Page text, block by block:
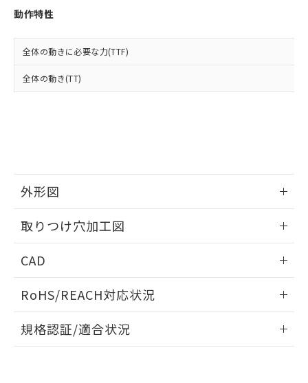
動作特性
全体の動きに必要な力(TTF)
全体の動き(TT)
外形図
取りつけ穴加工図
CAD
ドすることができます。
ログイン/会員登録
RoHS/REACH対応状況
EU RoHS 注意事項・凡例
規格認証/適合状況
品・サービスに関するお客様との取
引・商談に必要な範囲で利用すること
※当社の共同利用者とは、
の共同利用に関して"
の「1.共同利
とができます。
EU RoHS指令（10物質）の非含有証明書
51物質の非含有証明書（当社基準）
荷製品に未対応品が混在することから備考
欄に対応日を記載しておりました。
既に当社にて対応品への在庫切替を完了
していることから、特段のことがない限
り、2022年1月12日より割愛しておりま
合意する